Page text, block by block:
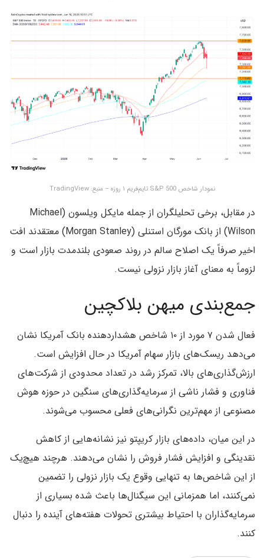
نمودار شاخص S&P 500 تایم‌فریم ۱ روزه – منبع: TradingView
در مقابل، برخی تحلیلگران از جمله مایکل ویلسون (Michael
Wilson) از بانک مورگان استنلی (Morgan Stanley) معتقدند افت
اخیر صرفاً یک اصلاح سالم در روند صعودی بلندمدت بازار است و
لزوماً به معنای آغاز بازار نزولی نیست.
جمع‌بندی میهن بلاکچین
فعال شدن ۷ مورد از ۱۰ شاخص هشداردهنده بانک آمریکا نشان
می‌دهد ریسک‌های بازار سهام آمریکا در حال افزایش است.
ارزش‌گذاری‌های بالا، تمرکز رشد در تعداد محدودی از شرکت‌های
فناوری و فشار ناشی از سرمایه‌گذاری‌های سنگین در حوزه هوش
مصنوعی از مهم‌ترین نگرانی‌های فعلی محسوب می‌شوند.
در این میان، داده‌های بازار کریپتو نیز نشانه‌هایی از کاهش
نقدینگی و افزایش فشار فروش را نشان می‌دهند. هرچند هیچ‌یک
از این شاخص‌ها به تنهایی وقوع یک بازار نزولی را تضمین
نمی‌کنند، اما همزمانی این سیگنال‌ها باعث شده بسیاری از
سرمایه‌گذاران با احتیاط بیشتری تحولات هفته‌های آینده را دنبال
کنند.